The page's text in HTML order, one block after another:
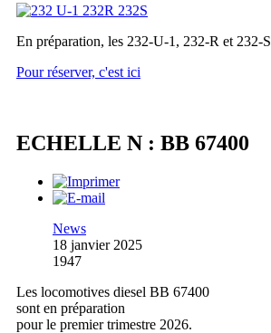
En préparation, les 232-U-1, 232-R et 232-S
Pour réserver, c'est ici
ECHELLE N : BB 67400
News
18 janvier 2025
1947
Les locomotives diesel BB 67400
sont en préparation
pour le premier trimestre 2026.